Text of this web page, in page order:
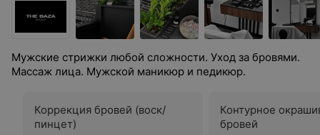
Мужские стрижки любой сложности. Уход за бровями.
Массаж лица. Мужской маникюр и педикюр.
Коррекция бровей (воск/
пинцет)
Контурное
бровей